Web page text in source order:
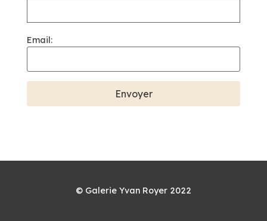
Email:
© Galerie Yvan Royer 2022